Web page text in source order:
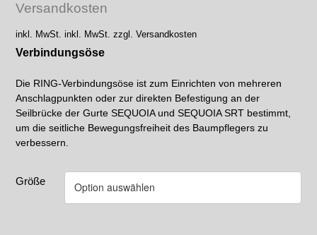
Versandkosten
inkl. MwSt. inkl. MwSt. zzgl. Versandkosten
Verbindungsöse
Die RING-Verbindungsöse ist zum Einrichten von mehreren
Anschlagpunkten oder zur direkten Befestigung an der
Seilbrücke der Gurte SEQUOIA und SEQUOIA SRT bestimmt,
um die seitliche Bewegungsfreiheit des Baumpflegers zu
verbessern.
Größe